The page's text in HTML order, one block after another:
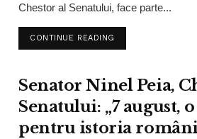
Chestor al Senatului, face parte...
CONTINUE READING
Senator Ninel Peia,
Senatului: „7 august,
pentru istoria